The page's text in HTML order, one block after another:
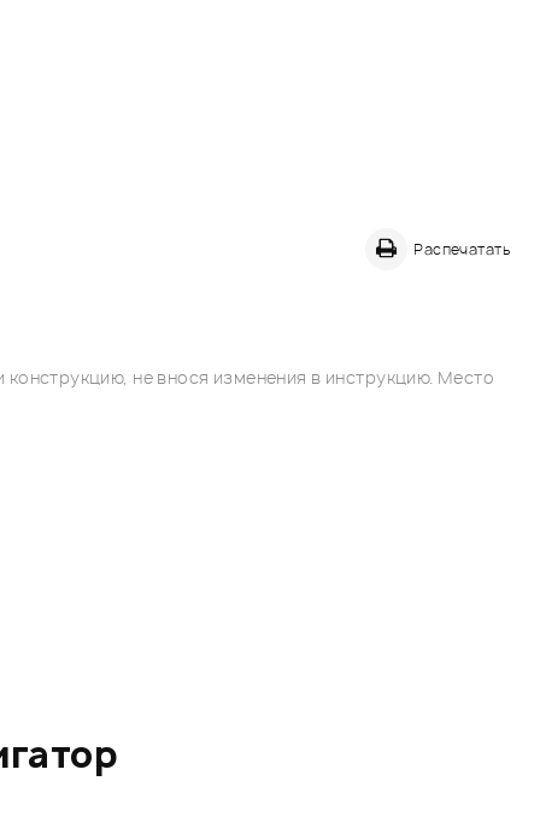
Распечатать
не внося изменения в инструкцию. Место